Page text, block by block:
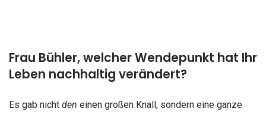
Frau Bühler, welcher Wendepunkt hat Ihr
Leben nachhaltig verändert?
Es gab nicht den einen großen Knall, sondern eine ganze